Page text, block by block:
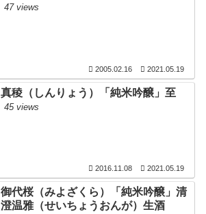
47 views
2005.02.16 2021.05.19
真稜（しんりょう）「純米吟醸」至
45 views
2016.11.08 2021.05.19
御代桜（みよざくら）「純米吟醸」清
澄温雅（せいちょうおんが）生酒